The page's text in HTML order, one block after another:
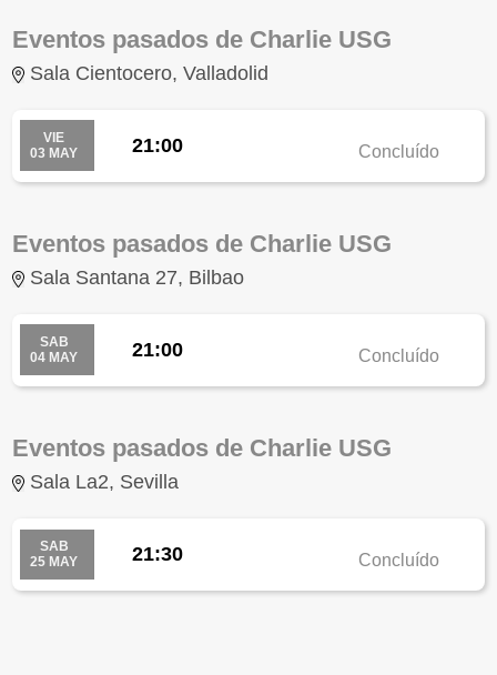
Eventos pasados de Charlie USG
Sala Cientocero, Valladolid
VIE
03 MAY
21:00 Concluído
Eventos pasados de Charlie USG
Sala Santana 27, Bilbao
SAB
04 MAY
21:00 Concluído
Eventos pasados de Charlie USG
Sala La2, Sevilla
SAB
25 MAY
21:30 Concluído